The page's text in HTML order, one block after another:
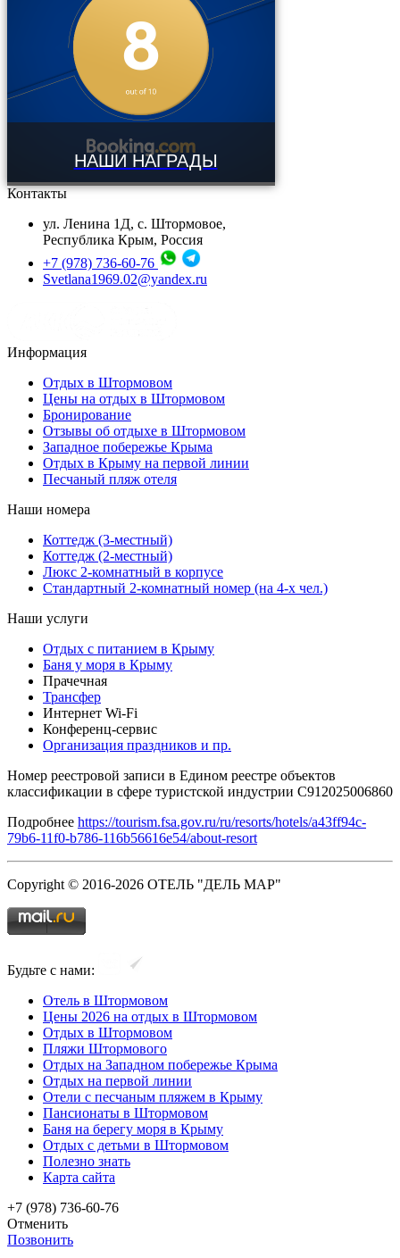
НАШИ НАГРАДЫ
Контакты
ул. Ленина 1Д, с. Штормовое,
Республика Крым, Россия
+7 (978) 736-60-76
Svetlana1969.02@yandex.ru
Информация
Отдых в Штормовом
Цены на отдых в Штормовом
Бронирование
Отзывы об отдыхе в Штормовом
Западное побережье Крыма
Отдых в Крыму на первой линии
Песчаный пляж отеля
Наши номера
Коттедж (3-местный)
Коттедж (2-местный)
Люкс 2-комнатный в корпусе
Cтандартный 2-комнатный номер (на 4-х чел.)
Наши услуги
Отдых с питанием в Крыму
Баня у моря в Крыму
Прачечная
Трансфер
Интернет Wi-Fi
Конференц-сервис
Организация праздников и пр.
Номер реестровой записи в Едином реестре объектов
классификации в сфере туристской индустрии С912025006860
Подробнее https://tourism.fsa.gov.ru/ru/resorts/hotels/a43ff94c-
79b6-11f0-b786-116b56616e54/about-resort
Copyright © 2016-2026 ОТЕЛЬ "ДЕЛЬ МАР"
Будьте с нами:
Отель в Штормовом
Цены 2026 на отдых в Штормовом
Отдых в Штормовом
Пляжи Штормового
Отдых на Западном побережье Крыма
Отдых на первой линии
Отели с песчаным пляжем в Крыму
Пансионаты в Штормовом
Баня на берегу моря в Крыму
Отдых с детьми в Штормовом
Полезно знать
Карта сайта
+7 (978) 736-60-76
Отменить
Позвонить